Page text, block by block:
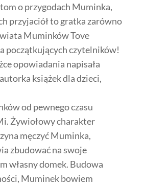
o przygodach Muminka,
przyjaciół to gratka zarówno
Muminków Tove
początkujących czytelników!
opowiadania napisała
książek dla dzieci,
od pewnego czasu
Żywiołowy charakter
męczyć Muminka,
zbudować na swoje
własny domek. Budowa
Muminek bowiem